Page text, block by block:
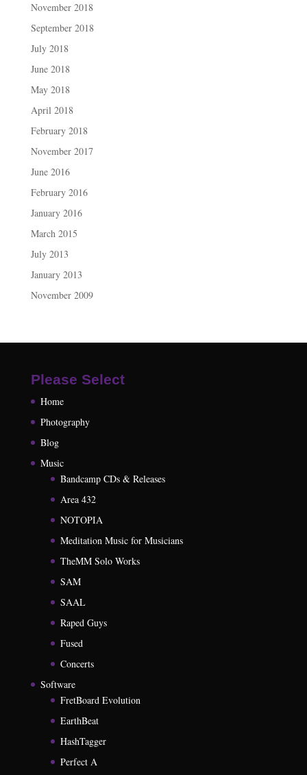
November 2018
September 2018
July 2018
June 2018
May 2018
April 2018
February 2018
November 2017
June 2016
February 2016
January 2016
March 2015
July 2013
January 2013
November 2009
Please Select
Home
Photography
Blog
Music
Bandcamp CDs & Releases
Area 432
NOTOPIA
Meditation Music for Musicians
TheMM Solo Works
SAM
SAAL
Raped Guys
Fused
Concerts
Software
FretBoard Evolution
EarthBeat
HashTagger
Perfect A